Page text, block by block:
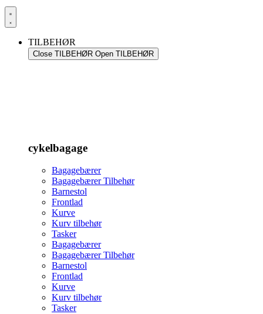
TILBEHØR
Close TILBEHØR Open TILBEHØR
cykelbagage
Bagagebærer
Bagagebærer Tilbehør
Barnestol
Frontlad
Kurve
Kurv tilbehør
Tasker
Bagagebærer
Bagagebærer Tilbehør
Barnestol
Frontlad
Kurve
Kurv tilbehør
Tasker